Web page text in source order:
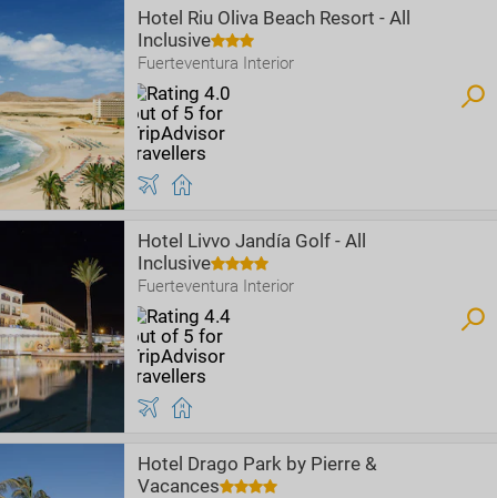
Hotel Riu Oliva Beach Resort - All
Inclusive
Fuerteventura Interior
Hotel Livvo Jandía Golf - All
Inclusive
Fuerteventura Interior
Hotel Drago Park by Pierre &
Vacances